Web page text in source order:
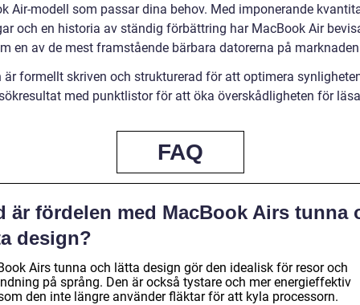
Air-modell som passar dina behov. Med imponerande
och en historia av ständig förbättring har MacBook Air
en av de mest framstående bärbara datorerna på
är formellt skriven och strukturerad för att optimera
med punktlistor för att öka överskådligheten för
FAQ
är fördelen med MacBook Airs tunna
design?
Airs tunna och lätta design gör den idealisk för resor och
på språng. Den är också tystare och mer energieffektiv
den inte längre använder fläktar för att kyla processorn.